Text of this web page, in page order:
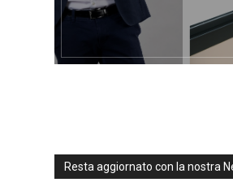
Resta aggiornato con la nostra